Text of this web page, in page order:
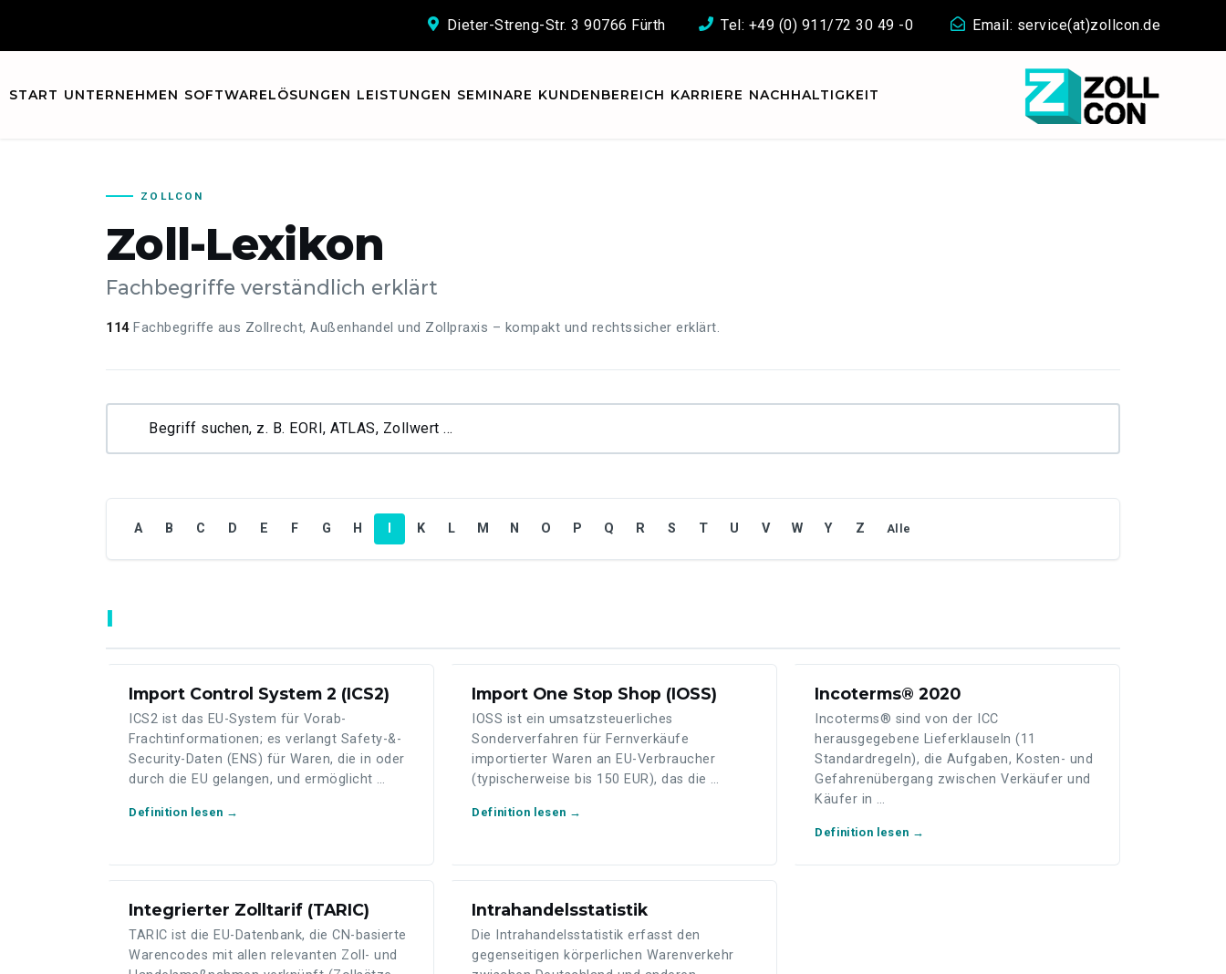
Dieter-Streng-Str. 3 90766 Fürth Tel: +49 (0) 911/72 30 49 -0 Email: service(at)zollcon.de
START UNTERNEHMEN SOFTWARELÖSUNGEN LEISTUNGEN SEMINARE KUNDENBEREICH KARRIERE NACHHALTIGKEIT
ZOLLCON
Zoll-Lexikon
Fachbegriffe verständlich erklärt
114Fachbegriffe aus Zollrecht, Außenhandel und Zollpraxis – kompakt und rechtssicher erklärt.
A B C D E F G H K L M N O P Q R S T U V W Y Z Alle
I
Import Control System 2 (ICS2)
ICS2 ist das EU-System für Vorab-
Frachtinformationen; es verlangt Safety-&-
Security-Daten (ENS) für Waren, die in oder
durch die EU gelangen, und ermöglicht …
Definition lesen →
Import One Stop Shop (IOSS)
IOSS ist ein umsatzsteuerliches
Sonderverfahren für Fernverkäufe
importierter Waren an EU-Verbraucher
(typischerweise bis 150 EUR), das die …
Definition lesen →
Incoterms® 2020
Incoterms® sind von der ICC
herausgegebene Lieferklauseln (11
Standardregeln), die Aufgaben, Kosten- und
Gefahrenübergang zwischen Verkäufer und
Käufer in …
Definition lesen →
Integrierter Zolltarif (TARIC)
TARIC ist die EU-Datenbank, die CN-basierte
Warencodes mit allen relevanten Zoll- und
Intrahandelsstatistik
Die Intrahandelsstatistik erfasst den
gegenseitigen körperlichen Warenverkehr